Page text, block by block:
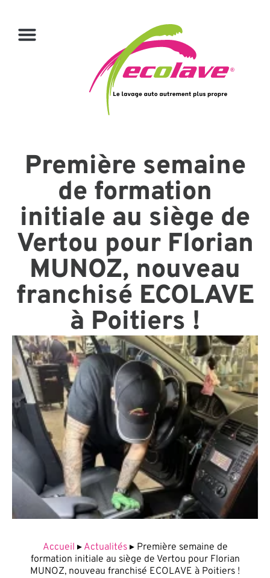
Première semaine
de formation
initiale au siège de
Vertou pour Florian
MUNOZ, nouveau
franchisé ECOLAVE
à Poitiers !
Accueil ▸ Actualités▸ Première semaine de
formation initiale au siège de Vertou pour Florian
MUNOZ, nouveau franchisé ECOLAVE à Poitiers !